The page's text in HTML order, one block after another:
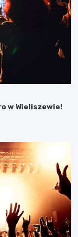
w Wieliszewie!